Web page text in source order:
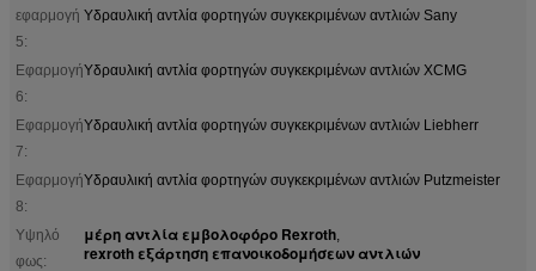
εφαρμογή
5:
Υδραυλική αντλία φορτηγών συγκεκριμένων αντλιών Sany
Εφαρμογή
6:
Υδραυλική αντλία φορτηγών συγκεκριμένων αντλιών XCMG
Εφαρμογή
7:
Υδραυλική αντλία φορτηγών συγκεκριμένων αντλιών Liebherr
Εφαρμογή
8:
Υδραυλική αντλία φορτηγών συγκεκριμένων αντλιών Putzmeister
Υψηλό
φως:
μέρη αντλία εμβολοφόρο Rexroth,
rexroth εξάρτηση επανοικοδομήσεων αντλιών